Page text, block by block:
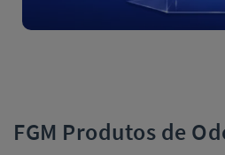
FGM Produtos de